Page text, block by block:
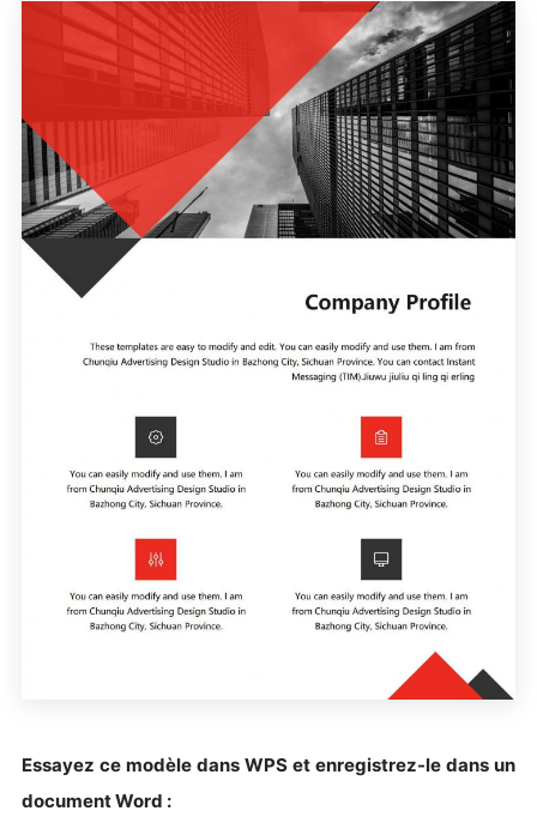
Essayez ce modèle dans WPS et enregistrez-le dans un
document Word :